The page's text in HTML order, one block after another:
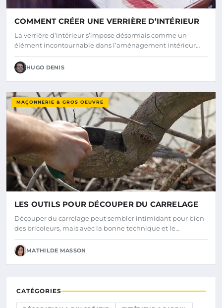
COMMENT CRÉER UNE VERRIÈRE D’INTÉRIEUR
La verrière d’intérieur s’impose désormais comme un
élément incontournable dans l’aménagement intérieur…
HUGO DENIS
MAÇONNERIE & GROS OEUVRE
LES OUTILS POUR DÉCOUPER DU CARRELAGE
Découper du carrelage peut sembler intimidant pour bien
des bricoleurs, mais avec la bonne technique et le…
MATHILDE MASSON
CATÉGORIES